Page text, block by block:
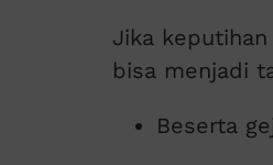
Jika
bisa menjadi
Beserta